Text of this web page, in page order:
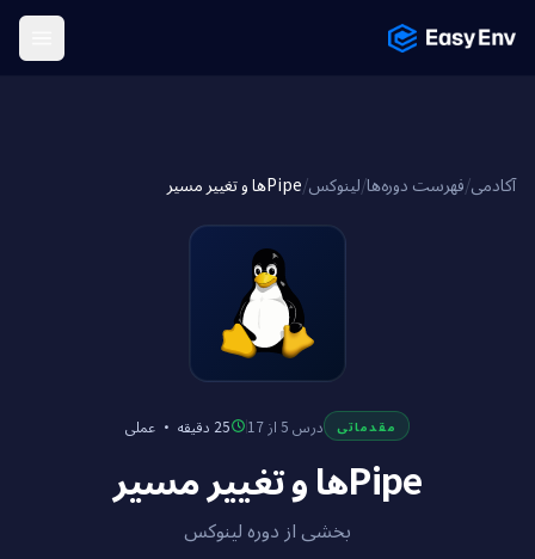
Menu
آکادمی/فهرست دوره‌ها/لینوکس/Pipe‌ها و تغییر مسیر
مقدماتی درس 5 از 17 25 دقیقه ·عملی
Pipe‌ها و تغییر مسیر
بخشی از دوره لینوکس